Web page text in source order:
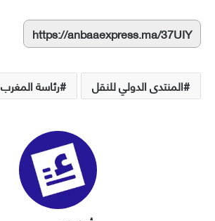
https://anbaaexpress.ma/37UIY
المنتدى الدولي للنقل رئاسة المغرب